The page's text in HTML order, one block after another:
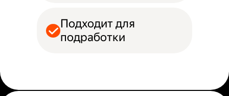
Подходит для
подработки